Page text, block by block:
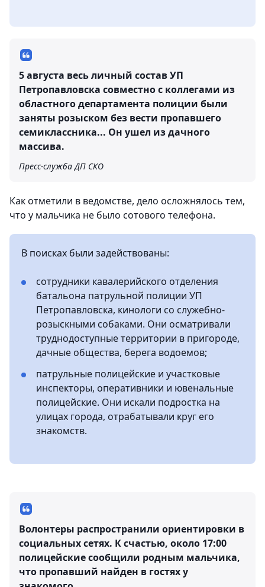
5 августа весь личный состав УП
Петропавловска совместно с коллегами из
областного департамента полиции были
заняты розыском без вести пропавшего
семиклассника... Он ушел из дачного
массива.
Пресс-служба ДП СКО
Как отметили в ведомстве, дело осложнялось тем,
что у мальчика не было сотового телефона.
В поисках были задействованы:
сотрудники кавалерийского отделения
батальона патрульной полиции УП
Петропавловска, кинологи со служебно-
розыскными собаками. Они осматривали
труднодоступные территории в пригороде,
дачные общества, берега водоемов;
патрульные полицейские и участковые
инспекторы, оперативники и ювенальные
полицейские. Они искали подростка на
улицах города, отрабатывали круг его
знакомств.
Волонтеры распространили ориентировки в
социальных сетях. К счастью, около 17:00
полицейские сообщили родным мальчика,
что пропавший найден в гостях у